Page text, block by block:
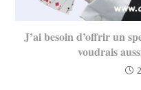
J’ai besoin d’offrir un
voudrais